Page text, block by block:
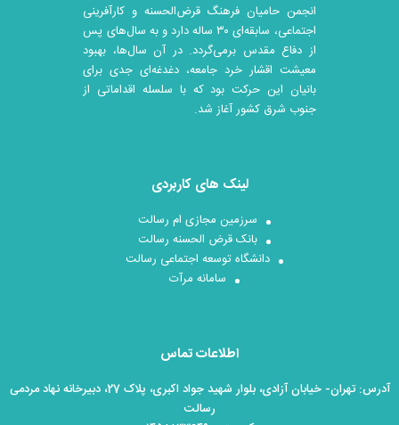
انجمن حامیان فرهنگ قرض‌الحسنه و کارآفرینی
اجتماعی، سابقه‌ای ۳۰ ساله دارد و به سال‌های پس
از دفاع مقدس برمی‌گردد. در آن سال‎‌ها، بهبود
معیشت اقشار خرد جامعه، دغدغه‌ای جدی برای
بانیان این حرکت بود که با سلسله اقداماتی از
جنوب شرق کشور آغاز شد.
لینک های کاربردی
سرزمین مجازی ام رسالت
بانک قرض الحسنه رسالت
دانشگاه توسعه اجتماعی رسالت
سامانه مرآت
اطلاعات تماس
آدرس: تهران- خیابان آزادی، بلوار شهید جواد اکبری، پلاک 27، دبیرخانه نهاد مردمی
رسالت